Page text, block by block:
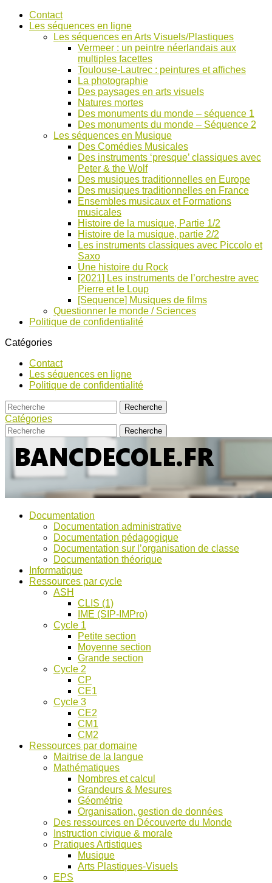
AccéderContact
Les séquences en ligne
Les séquences en Arts Visuels/Plastiques
Vermeer : un peintre néerlandais aux
multiples facettes
Toulouse-Lautrec : peintures et affiches
La photographie
Des paysages en arts visuels
Natures mortes
Des monuments du monde – séquence 1
Des monuments du monde – Séquence 2
Les séquences en Musique
Des Comédies Musicales
Des instruments ‘presque’ classiques avec
Peter & the Wolf
Des musiques traditionnelles en Europe
Des musiques traditionnelles en France
Ensembles musicaux et Formations
musicales
Histoire de la musique, Partie 1/2
Histoire de la musique, partie 2/2
Les instruments classiques avec Piccolo et
Saxo
Une histoire du Rock
[2021] Les instruments de l’orchestre avec
Pierre et le Loup
[Sequence] Musiques de films
Questionner le monde / Sciences
Politique de confidentialité
Catégories
Contact
Les séquences en ligne
Politique de confidentialité
Catégories
Bancs
d’Ecole
pour
discussions
Documentation
Documentation administrative
Documentation pédagogique
Documentation sur l’organisation de classe
Documentation théorique
Informatique
Ressources par cycle
ASH
CLIS (1)
IME (SIP-IMPro)
Cycle 1
Petite section
Moyenne section
Grande section
Cycle 2
CP
CE1
Cycle 3
CE2
CM1
CM2
Ressources par domaine
Maitrise de la langue
Mathématiques
Nombres et calcul
Grandeurs & Mesures
Géométrie
Organisation, gestion de données
Des ressources en Découverte du Monde
Instruction civique & morale
Pratiques Artistiques
Musique
Arts Plastiques-Visuels
EPS